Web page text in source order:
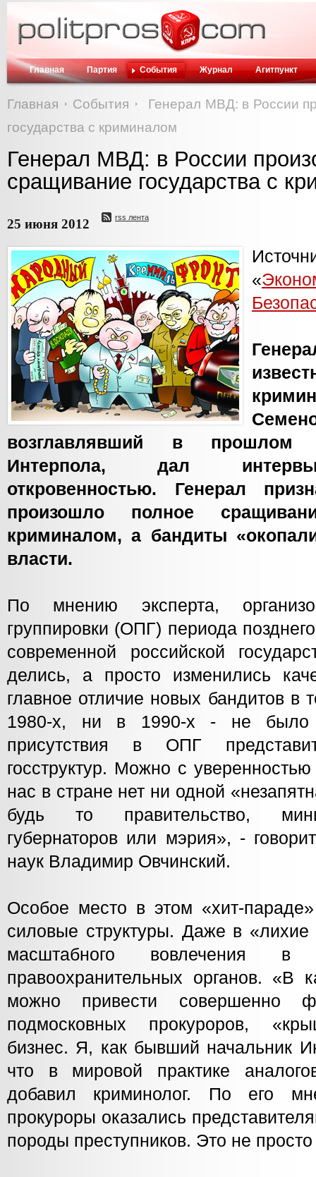
Главная Партия События Журнал Агитпункт
Главная События
Генерал МВД: в России
государства с криминалом
Генерал МВД: в России
сращивание государства с
25 июня 2012 rss лента
«
возглавлявший в прошлом
Интерпола, дал
откровенностью. Генерал
произошло полное
криминалом, а бандиты
власти.
По мнению эксперта,
группировки (ОПГ) периода
современной российской
делись, а просто изменились
главное отличие новых бандитов в
1980-х, ни в 1990-х - не было
присутствия в ОПГ
госструктур. Можно с
нас в стране нет ни одной
будь то правительство,
губернаторов или мэрия», -
наук Владимир Овчинский.
Особое место в этом «хит-
силовые структуры. Даже в
масштабного вовлечения в
правоохранительных органов. «В
можно привести совершенно
подмосковных прокуроров,
бизнес. Я, как бывший начальник
что в мировой практике
добавил криминолог. По его
прокуроры оказались
породы преступников. Это не